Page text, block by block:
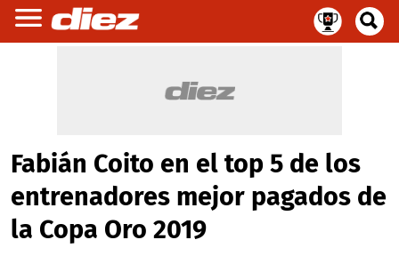
Fabián Coito en el top 5 de los
entrenadores mejor pagados de
la Copa Oro 2019